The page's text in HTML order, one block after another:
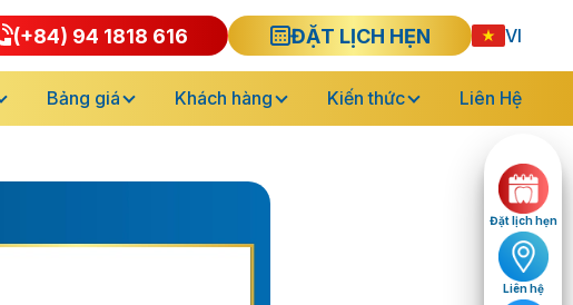
Đặt lịch hẹn
Liên hệ
(+84) 94 1818 616 ĐẶT LỊCH HẸN VI
Bảng giá Khách hàng Kiến thức Liên Hệ